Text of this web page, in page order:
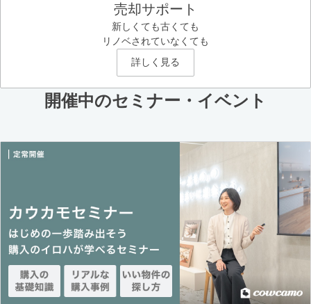
売却サポート
新しくても古くても
リノベされていなくても
詳しく見る
開催中のセミナー・イベント